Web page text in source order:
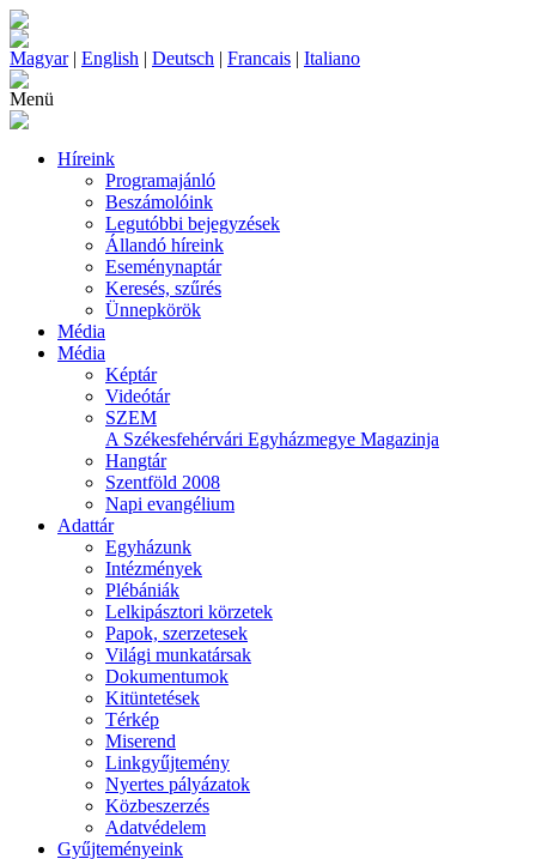
Magyar| English | Deutsch | Francais | Italiano
Menü
Híreink
Programajánló
Beszámolóink
Legutóbbi bejegyzések
Állandó híreink
Eseménynaptár
Keresés, szűrés
Ünnepkörök
Média
Média
Képtár
Videótár
SZEM
A Székesfehérvári Egyházmegye Magazinja
Hangtár
Szentföld 2008
Napi evangélium
Adattár
Egyházunk
Intézmények
Plébániák
Lelkipásztori körzetek
Papok, szerzetesek
Világi munkatársak
Dokumentumok
Kitüntetések
Térkép
Miserend
Linkgyűjtemény
Nyertes pályázatok
Közbeszerzés
Adatvédelem
Gyűjteményeink